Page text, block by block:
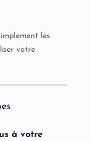
les
votre
à votre